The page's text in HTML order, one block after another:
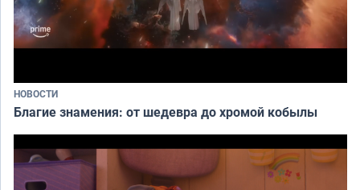
НОВОСТИ
Благие знамения: от шедевра до хромой кобылы